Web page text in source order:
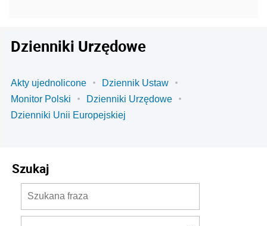
Dzienniki Urzędowe
Akty ujednolicone
Dziennik Ustaw
Monitor Polski
Dzienniki Urzędowe
Dzienniki Unii Europejskiej
Szukaj